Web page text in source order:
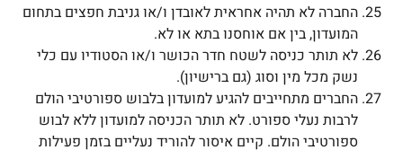
החברה לא תהיה אחראית לאובדן ו/או גניבת חפצים בתחום
המועדון, בין אם אוחסנו בתא או לא.
לא תותר כניסה לשטח חדר הכושר ו/או הסטודיו עם כלי
נשק מכל מין וסוג (גם ברישיון).
החברים מתחייבים להגיע למועדון בלבוש ספורטיבי הולם
לרבות נעלי ספורט. לא תותר הכניסה למועדון ללא לבוש
ספורטיבי הולם. קיים איסור להוריד נעליים בזמן פעילות